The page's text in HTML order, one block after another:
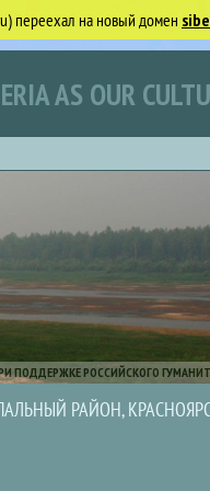
переехал на новый домен
AS OUR
ПОДДЕРЖКЕ РОССИЙСКОГО
РАЙОН,